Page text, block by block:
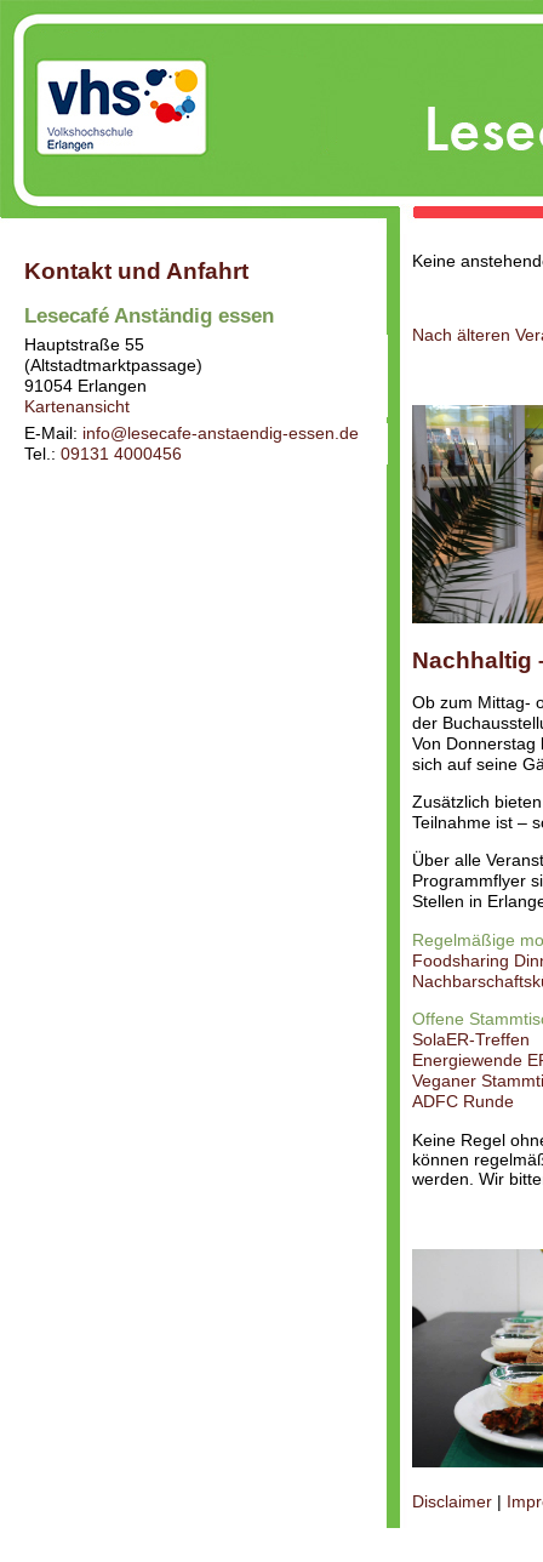
Kontakt und Anfahrt
Lesecafé Anständig essen
Hauptstraße 55
(Altstadtmarktpassage)
91054 Erlangen
Kartenansicht
E-Mail: info@lesecafe-anstaendig-essen.de
Tel.: 09131 4000456
Keine
Nach älteren
Nachhaltig
Ob zum Mittag-
der
Von
sich auf seine
Zusätzlich
Teilnahme ist –
Über alle
Programmflyer
Stellen in
Regelmäßige
Foodsharing
Offene
SolaER-Treffen
Energiewende
Veganer
ADFC Runde
Keine Regel
können
werden. Wir
Disclaimer |